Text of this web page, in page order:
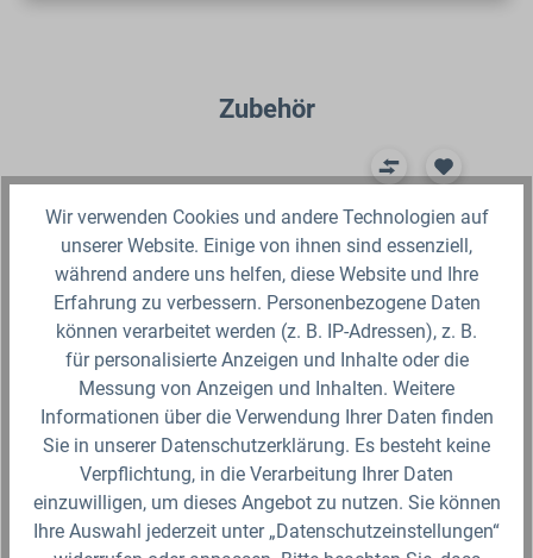
Produktgalerie überspringen
Zubehör
Kunststoff Europalette ECO (mit Rand) 1200 x
800 mm
Die Kunststoffpalette wird aus sortenreinem HDPE
Regenerat hergestellt und besticht durch
Wir verwenden Cookies und andere Technologien auf
unserer Website. Einige von ihnen sind essenziell,
während andere uns helfen, diese Website und Ihre
Erfahrung zu verbessern. Personenbezogene Daten
können verarbeitet werden (z. B. IP-Adressen), z. B.
für personalisierte Anzeigen und Inhalte oder die
Messung von Anzeigen und Inhalten. Weitere
Informationen über die Verwendung Ihrer Daten finden
Sie in unserer Datenschutzerklärung. Es besteht keine
Verpflichtung, in die Verarbeitung Ihrer Daten
einzuwilligen, um dieses Angebot zu nutzen. Sie können
Ihre Auswahl jederzeit unter „Datenschutzeinstellungen“